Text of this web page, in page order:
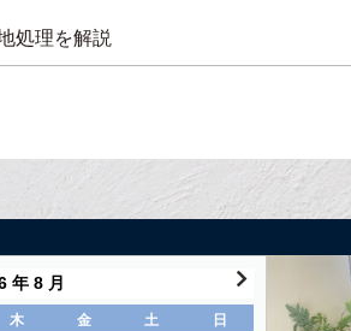
処理を解説
年 8 月
木 金 土 日